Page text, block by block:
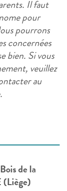
Il faut
pour
pourrons
concernées
bien. Si vous
veuillez
au
de la